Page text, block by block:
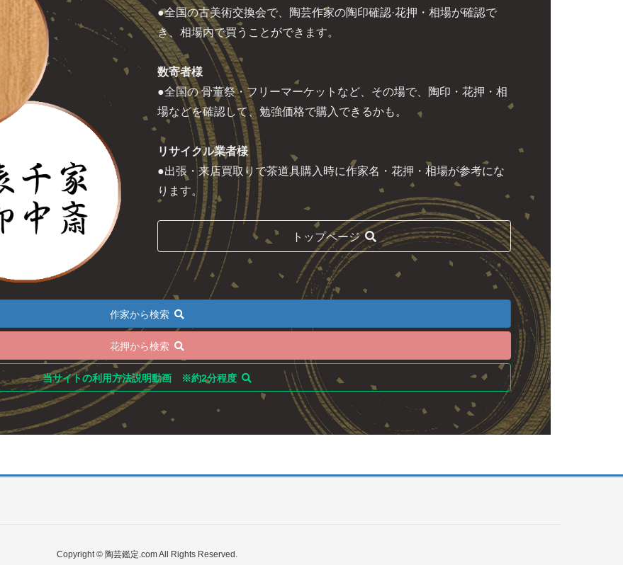
●全国の古美術交換会で、陶芸作家の陶印確認·花押・相場が確認で
き、相場内で買うことができます。
数寄者様
●全国の 骨董祭・フリーマーケットなど、その場で、陶印・花押・相
場などを確認して、勉強価格で購入できるかも。
リサイクル業者様
●出張・来店買取りで茶道具購入時に作家名・花押・相場が参考にな
ります。
トップページ
作家から検索
花押から検索
当サイトの利用方法説明動画 ※約2分程度
Copyright © 陶芸鑑定.com All Rights Reserved.